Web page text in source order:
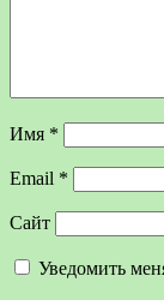
Имя *
Email *
Сайт
Уведомить